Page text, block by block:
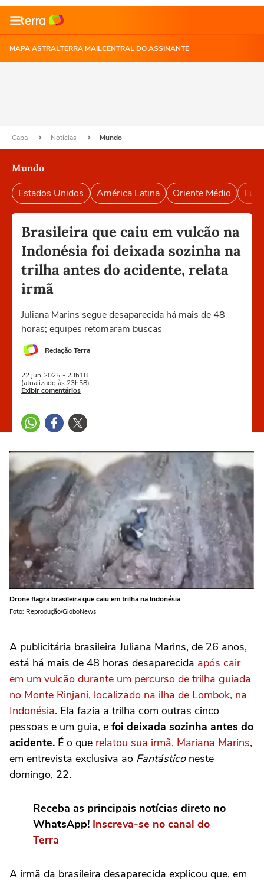
MAPA ASTRALTERRA MAILCENTRAL DO ASSINANTE
Capa Notícias Mundo
Mundo
Estados Unidos América Latina Oriente Médio
Brasileira que caiu em vulcão na
Indonésia foi deixada sozinha na
trilha antes do acidente, relata
irmã
Juliana Marins segue desaparecida há mais de 48
horas; equipes retomaram buscas
Redação Terra
22 jun 2025 - 23h18
(atualizado às 23h58)
Exibir comentários
Drone flagra brasileira que caiu em trilha na Indonésia
Foto: Reprodução/GloboNews
A publicitária brasileira Juliana Marins, de 26 anos,
está há mais de 48 horas desaparecida após cair
em um vulcão durante um percurso de trilha guiada
no Monte Rinjani, localizado na ilha de Lombok, na
Indonésia. Ela fazia a trilha com outras cinco
pessoas e um guia, e foi deixada sozinha antes do
acidente. É o que relatou sua irmã, Mariana Marins,
em entrevista exclusiva ao Fantástico neste
domingo, 22.
Receba as principais notícias direto no
WhatsApp! Inscreva-se no canal do
Terra
A irmã da brasileira desaparecida explicou que, em